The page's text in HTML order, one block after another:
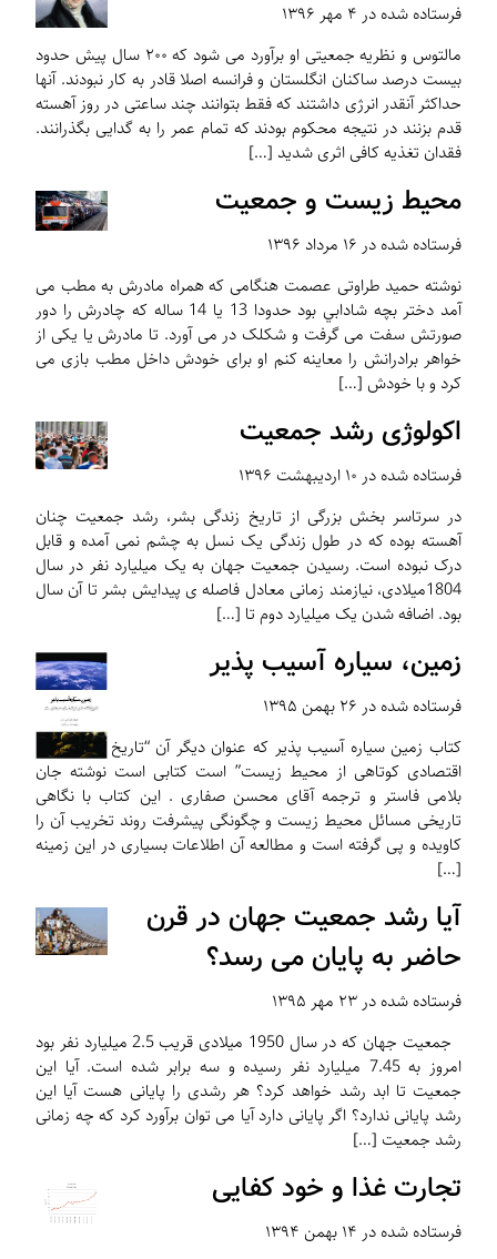
فرستاده شده در ۴ مهر ۱۳۹۶
مالتوس و نظریه جمعیتی او برآورد می شود که ۲۰۰ سال پیش حدود
بیست درصد ساکنان انگلستان و فرانسه اصلا قادر به کار نبودند. آنها
حداکثر آنقدر انرژی داشتند که فقط بتوانند چند ساعتی در روز آهسته
قدم بزنند در نتیجه محکوم بودند که تمام عمر را به گدایی بگذرانند.
فقدان تغذیه کافی اثری شدید […]
محیط زیست و جمعیت
فرستاده شده در ۱۶ مرداد ۱۳۹۶
نوشته حمید طراوتی عصمت هنگامی که همراه مادرش به مطب می
آمد دختر بچه شادابي بود حدودا 13 یا 14 ساله که چادرش را دور
صورتش سفت می گرفت و شکلک در می آورد. تا مادرش یا یکی از
خواهر برادرانش را معاینه کنم او برای خودش داخل مطب بازی می
کرد و با خودش […]
اكولوژی رشد جمعیت
فرستاده شده در ۱۰ اردیبهشت ۱۳۹۶
در سرتاسر بخش بزرگی از تاریخ زندگی بشر، رشد جمعیت چنان
آهسته بوده كه در طول زندگی یک نسل به چشم نمی آمده و قابل
درک نبوده است. رسیدن جمعیت جهان به یک میلیارد نفر در سال
1804میلادی، نیازمند زمانی معادل فاصله ی پیدایش بشر تا آن سال
بود. اضافه شدن یک میلیارد دوم تا […]
زمین، سیاره آسیب پذیر
فرستاده شده در ۲۶ بهمن ۱۳۹۵
کتاب زمین سیاره آسیب پذیر که عنوان دیگر آن “تاریخ
اقتصادی کوتاهی از محیط زیست” است کتابی است نوشته جان
بلامی فاستر و ترجمه آقای محسن صفاری . این کتاب با نگاهی
تاریخی مسائل محیط زیست و چگونگی پیشرفت روند تخریب آن را
کاویده و پی گرفته است و مطالعه آن اطلاعات بسیاری در این زمینه
[…]
آیا رشد جمعیت جهان در قرن
حاضر به پایان می رسد؟
فرستاده شده در ۲۳ مهر ۱۳۹۵
جمعیت جهان که در سال 1950 میلادی قریب 2.5 میلیارد نفر بود
امروز به 7.45 میلیارد نفر رسیده و سه برابر شده است. آیا این
جمعیت تا ابد رشد خواهد کرد؟ هر رشدی را پایانی هست آیا این
رشد پایانی ندارد؟ اگر پایانی دارد آیا می توان برآورد کرد که چه زمانی
رشد جمعیت […]
تجارت غذا و خود کفایی
فرستاده شده در ۱۴ بهمن ۱۳۹۴